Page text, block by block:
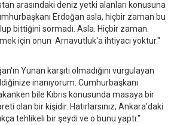
arasındaki deniz yetki alanları konusuna
Erdoğan asla, hiçbir zaman bu
bittiğini sormadı. Asla. Hiçbir zaman.
için onun Arnavutluk'a ihtiyacı yoktur."
Yunan karşıtı olmadığını vurgulayan
inanıyorum: Cumhurbaşkanı
bile Kıbrıs konusunda masaya bir
olan bir kişidir. Hatırlarsınız, Ankara'daki
tehlikeli bir şeydi ve o bunu yaptı."